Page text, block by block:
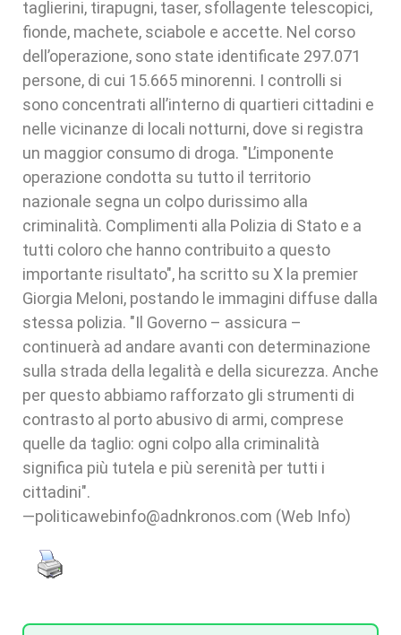
taglierini, tirapugni, taser, sfollagente telescopici,
fionde, machete, sciabole e accette. Nel corso
dell’operazione, sono state identificate 297.071
persone, di cui 15.665 minorenni. I controlli si
sono concentrati all’interno di quartieri cittadini e
nelle vicinanze di locali notturni, dove si registra
un maggior consumo di droga. "L’imponente
operazione condotta su tutto il territorio
nazionale segna un colpo durissimo alla
criminalità. Complimenti alla Polizia di Stato e a
tutti coloro che hanno contribuito a questo
importante risultato", ha scritto su X la premier
Giorgia Meloni, postando le immagini diffuse dalla
stessa polizia. "Il Governo – assicura –
continuerà ad andare avanti con determinazione
sulla strada della legalità e della sicurezza. Anche
per questo abbiamo rafforzato gli strumenti di
contrasto al porto abusivo di armi, comprese
quelle da taglio: ogni colpo alla criminalità
significa più tutela e più serenità per tutti i
cittadini".
—politicawebinfo@adnkronos.com (Web Info)